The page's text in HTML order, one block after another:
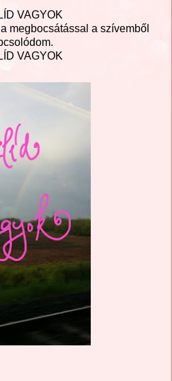
VAGYOK
megbocsátással a szívemből
VAGYOK